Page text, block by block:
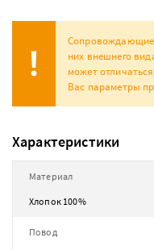
Сопровождающие
них внешнего
может
Вас параметры
Характеристики
Материал
Хлопок 100%
Повод